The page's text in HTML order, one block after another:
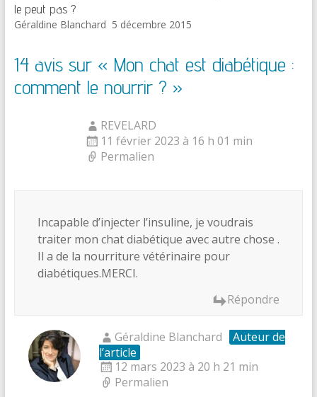
le peut pas ?
Géraldine Blanchard 5 décembre 2015
14 avis sur « Mon chat est diabétique :
comment le nourrir ? »
REVELARD
11 février 2023 à 16 h 01 min
Permalien
Incapable d’injecter l’insuline, je voudrais
traiter mon chat diabétique avec autre chose .
Il a de la nourriture vétérinaire pour
diabétiques.MERCI.
Répondre
Géraldine Blanchard
Auteur de
l’article
12 mars 2023 à 20 h 21 min
Permalien